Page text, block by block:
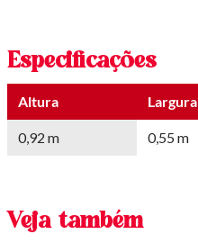
Especificações
Altura Largura
0,92 m 0,55 m
Veja também